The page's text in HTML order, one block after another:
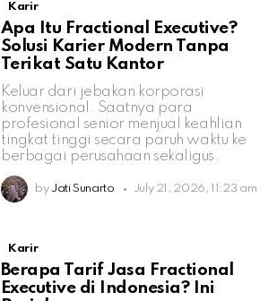
Karir
Apa Itu Fractional Executive?
Solusi Karier Modern Tanpa
Terikat Satu Kantor
Keluar dari jebakan korporasi
konvensional. Saatnya para
profesional senior menjual keahlian
tingkat tinggi secara paruh waktu ke
berbagai perusahaan sekaligus.
by Jati Sunarto July 21, 2026, 11:23 am
Karir
Berapa Tarif Jasa Fractional
Executive di Indonesia? Ini